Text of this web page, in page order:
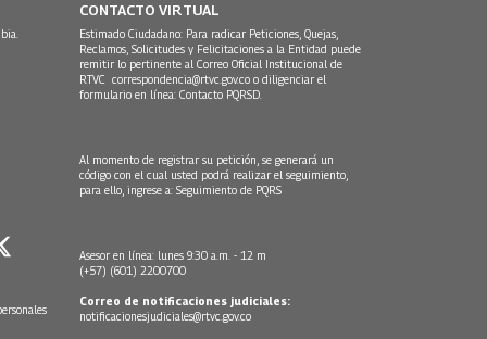
CONTACTO VIRTUAL
Estimado Ciudadano: Para radicar Peticiones, Quejas,
Reclamos, Solicitudes y Felicitaciones a la Entidad puede
remitir lo pertinente al Correo Oficial Institucional de
RTVC correspondencia@rtvc.gov.co o diligenciar el
formulario en línea: Contacto PQRSD.
Al momento de registrar su petición, se generará un
código con el cual usted podrá realizar el seguimiento,
para ello, ingrese a: Seguimiento de PQRS
Asesor en línea: lunes 9:30 a.m. - 12 m
(+57) (601) 2200700
Correo de notificaciones judiciales:
notificacionesjudiciales@rtvc.gov.co